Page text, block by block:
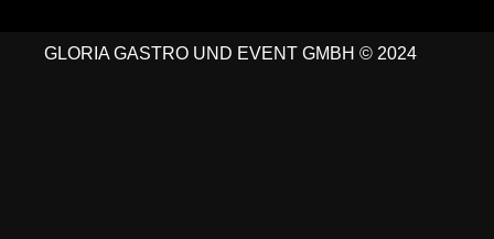
GLORIA GASTRO UND EVENT GMBH © 2024